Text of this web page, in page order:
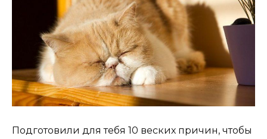
Подготовили для тебя 10 веских причин, чтобы